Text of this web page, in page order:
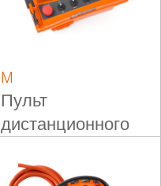
M
Пульт
дистанционного
пояс